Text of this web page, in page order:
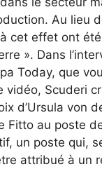
Au lieu
cet effet ont
». Dans
Today, que
vidéo, Scuderi
d’Ursula von
Fitto au poste
un poste qui,
attribué à un